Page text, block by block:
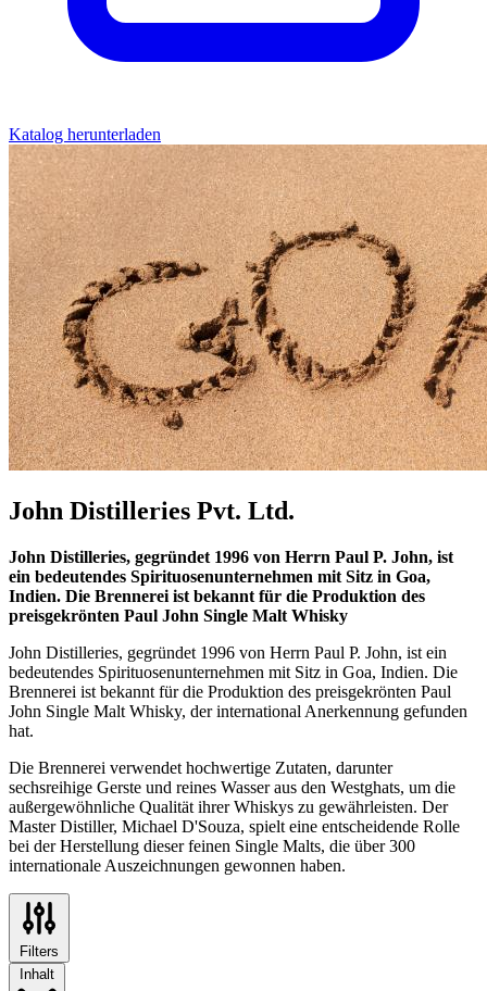
Katalog herunterladen
John Distilleries Pvt. Ltd.
John Distilleries, gegründet 1996 von Herrn Paul P. John, ist
ein bedeutendes Spirituosenunternehmen mit Sitz in Goa,
Indien. Die Brennerei ist bekannt für die Produktion des
preisgekrönten Paul John Single Malt Whisky
John Distilleries, gegründet 1996 von Herrn Paul P. John, ist ein
bedeutendes Spirituosenunternehmen mit Sitz in Goa, Indien. Die
Brennerei ist bekannt für die Produktion des preisgekrönten Paul
John Single Malt Whisky, der international Anerkennung gefunden
hat.
Die Brennerei verwendet hochwertige Zutaten, darunter
sechsreihige Gerste und reines Wasser aus den Westghats, um die
außergewöhnliche Qualität ihrer Whiskys zu gewährleisten. Der
Master Distiller, Michael D'Souza, spielt eine entscheidende Rolle
bei der Herstellung dieser feinen Single Malts, die über 300
internationale Auszeichnungen gewonnen haben.
Filters
Inhalt